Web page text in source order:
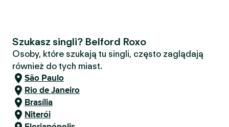
Szukasz singli? Belford Roxo
Osoby, które szukają tu singli, często zaglądają
również do tych miast.
São Paulo
Rio de Janeiro
Brasília
Niterói